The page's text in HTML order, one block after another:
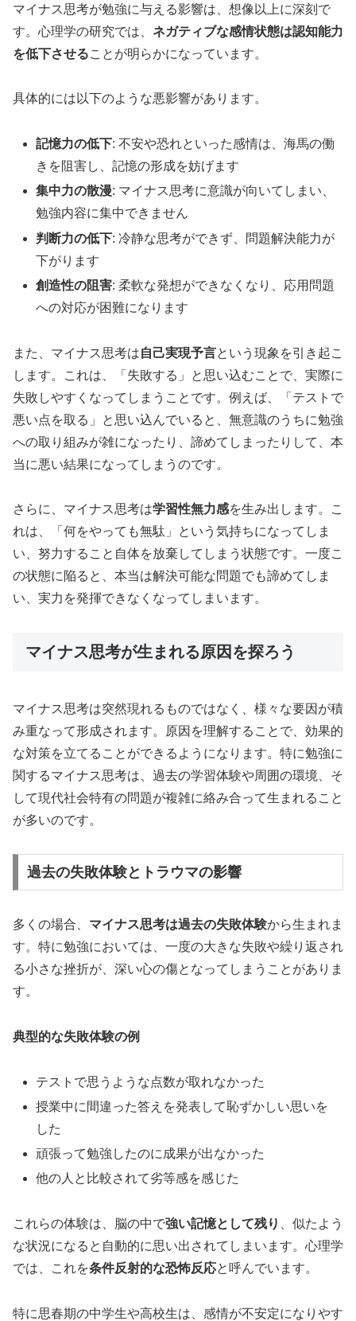
マイナス思考が勉強に与える影響は、想像以上に深刻で
す。心理学の研究では、 ネガティブな感情状態は認知能力
を低下させることが明らかになっています。
具体的には以下のような悪影響があります。
記憶力の低下: 不安や恐れといった感情は、海馬の働
きを阻害し、記憶の形成を妨げます
集中力の散漫: マイナス思考に意識が向いてしまい、
勉強内容に集中できません
判断力の低下: 冷静な思考ができず、問題解決能力が
下がります
創造性の阻害: 柔軟な発想ができなくなり、応用問題
への対応が困難になります
また、マイナス思考は自己実現予言という現象を引き起こ
します。これは、「失敗する」と思い込むことで、実際に
失敗しやすくなってしまうことです。例えば、「テストで
悪い点を取る」と思い込んでいると、無意識のうちに勉強
への取り組みが雑になったり、諦めてしまったりして、本
当に悪い結果になってしまうのです。
さらに、マイナス思考は学習性無力感を生み出します。こ
れは、「何をやっても無駄」という気持ちになってしま
い、努力すること自体を放棄してしまう状態です。一度こ
の状態に陥ると、本当は解決可能な問題でも諦めてしま
い、実力を発揮できなくなってしまいます。
マイナス思考が生まれる原因を探ろう
マイナス思考は突然現れるものではなく、様々な要因が積
み重なって形成されます。原因を理解することで、効果的
な対策を立てることができるようになります。特に勉強に
関するマイナス思考は、過去の学習体験や周囲の環境、そ
して現代社会特有の問題が複雑に絡み合って生まれること
が多いのです。
過去の失敗体験とトラウマの影響
多くの場合、 マイナス思考は過去の失敗体験から生まれま
す。特に勉強においては、一度の大きな失敗や繰り返され
る小さな挫折が、深い心の傷となってしまうことがありま
す。
典型的な失敗体験の例
テストで思うような点数が取れなかった
授業中に間違った答えを発表して恥ずかしい思いを
した
頑張って勉強したのに成果が出なかった
他の人と比較されて劣等感を感じた
これらの体験は、脳の中で強い記憶として残り
、似たよう
な状況になると自動的に思い出されてしまいます。心理学
では、これを条件反射的な恐怖反応と呼んでいます。
特に思春期の中学生や高校生は、感情が不安定になりやす